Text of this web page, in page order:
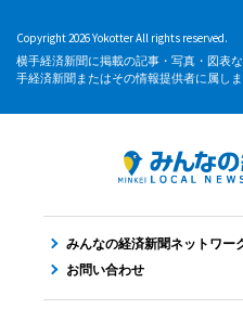
Copyright 2026 Yokotter All rights reserved.
横手経済新聞に掲載の記事・写真・図表
手経済新聞またはその情報提供者に属しま
みんなの経済新聞ネットワー
お問い合わせ